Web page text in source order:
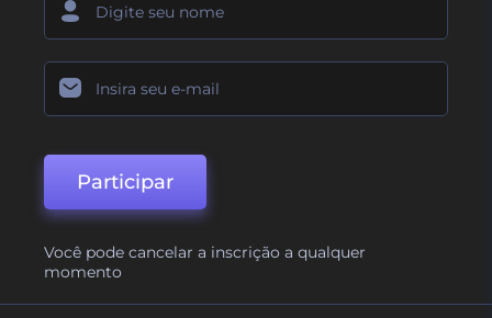
Participar
Você pode cancelar a inscrição a qualquer
momento